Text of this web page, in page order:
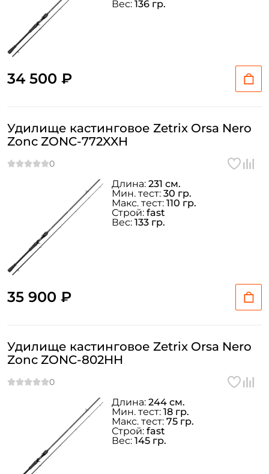
34 500 ₽
Вес: 136 гр.
Удилище кастинговое Zetrix Orsa Nero
Zonc ZONC-772XXH
35 900 ₽
Длина: 231 см.
Мин. тест: 30 гр.
Макс. тест: 110 гр.
Строй: fast
Вес: 133 гр.
Удилище кастинговое Zetrix Orsa Nero
Zonc ZONC-802HH
Длина: 244 см.
Мин. тест: 18 гр.
Макс. тест: 75 гр.
Строй: fast
Вес: 145 гр.
ФИО: *
Email: *
Номер телефона: *
Заполняя данную форму вы соглашаетесь на обработку
персональных данных
Создать аккаунт